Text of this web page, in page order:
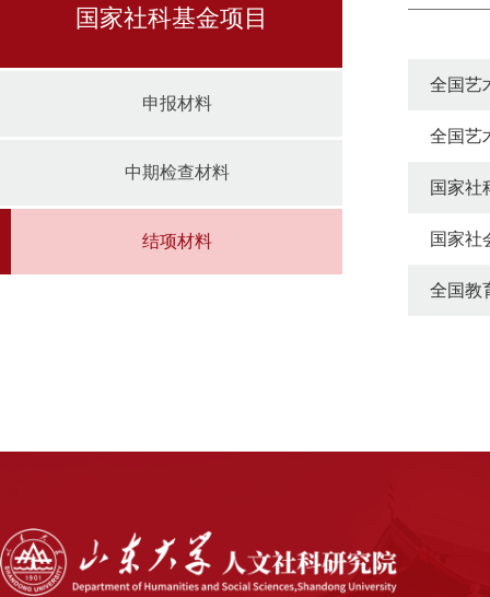
国家社科基金项目
申报材料
中期检查材料
结项材料
全国艺
全国艺
国家社
国家社
全国教